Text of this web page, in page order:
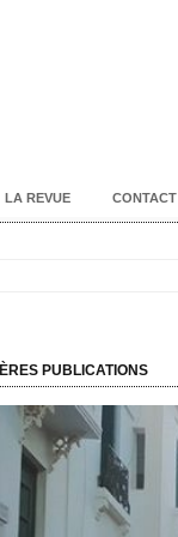
LA REVUE CONTACT
PUBLICATIONS